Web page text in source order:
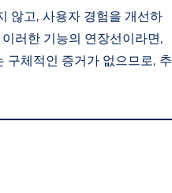
않고, 사용자 경험을 개선하
이러한 기능의 연장선이라면,
구체적인 증거가 없으므로, 추